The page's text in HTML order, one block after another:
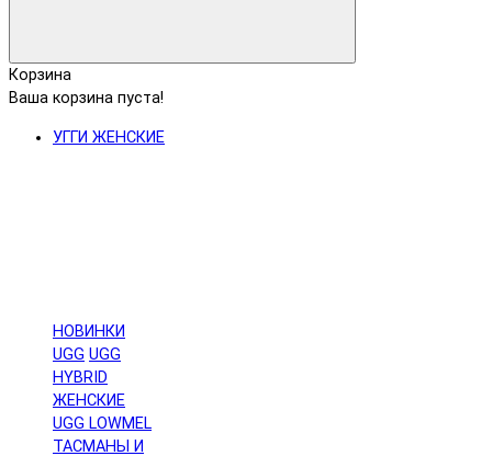
Корзина
Ваша корзина пуста!
УГГИ ЖЕНСКИЕ
НОВИНКИ
UGG UGG
HYBRID
ЖЕНСКИЕ
UGG LOWMEL
ТАСМАНЫ И